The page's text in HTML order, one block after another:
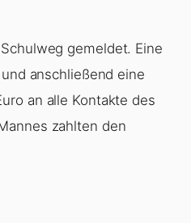
gemeldet. Eine
anschließend eine
an alle Kontakte des
zahlten den